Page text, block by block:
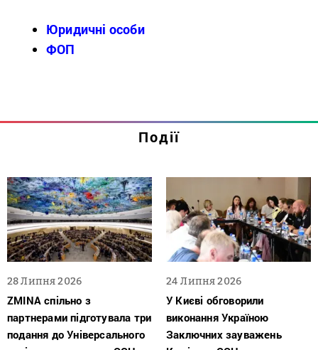
Юридичні особи
ФОП
Події
28 Липня 2026
ZMINA спільно з
партнерами підготувала три
подання до Універсального
24 Липня 2026
У Києві обговорили
виконання Україною
Заключних зауважень